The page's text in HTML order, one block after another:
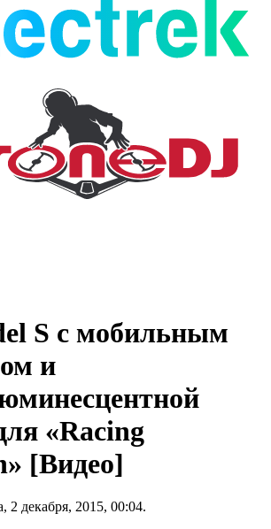
S с мобильным
и
«Racing
[Видео]
2 декабря, 2015, 00:04.